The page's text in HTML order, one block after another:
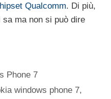
Qualcomm. Di più,
ma non si può dire
Phone 7
windows phone 7,